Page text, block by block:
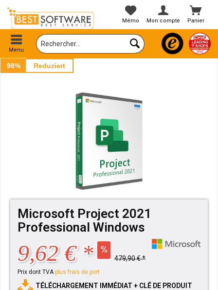
Panier
Mémo Mon compte
Menu
98% Reduziert
Microsoft Project 2021
Professional Windows
9,62 € * 479,90 € *
Prix dont TVAplus frais de port
TÉLÉCHARGEMENT IMMÉDIAT + CLÉ DE PRODUIT